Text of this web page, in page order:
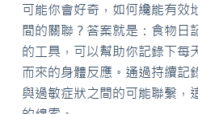
可能你會好奇，如何纔能有效
間的關聯？答案就是：食物日
的工具，可以幫助你記錄下每
而來的身體反應。通過持續記
與過敏症狀之間的可能聯繫，